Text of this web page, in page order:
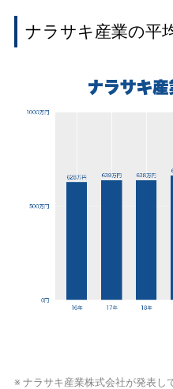
ナラサキ産業の平
※ ナラサキ産業株式会社が発表し